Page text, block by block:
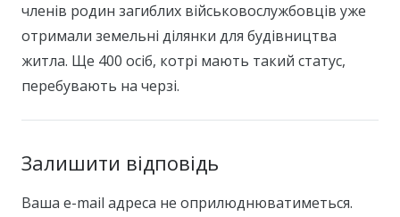
членів родин загиблих військовослужбовців уже
отримали земельні ділянки для будівництва
житла. Ще 400 осіб, котрі мають такий статус,
перебувають на черзі.
Залишити відповідь
Ваша e-mail адреса не оприлюднюватиметься.